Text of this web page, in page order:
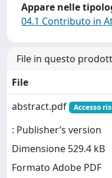
Appare nelle
04.1 Contributo in
File in questo
File
abstract.pdf
Accesso
: Publisher’s version
Dimensione 529.4 kB
Formato Adobe PDF